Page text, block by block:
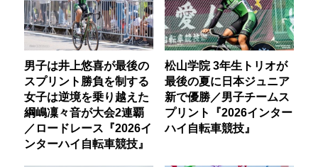
男子は井上悠喜が最後の
スプリント勝負を制する
女子は逆境を乗り越えた
綱嶋凜々音が大会2連覇
／ロードレース『2026イ
ンターハイ自転車競技』
松山学院 3年生トリオが
最後の夏に日本ジュニア
新で優勝／男子チームス
プリント『2026インター
ハイ自転車競技』